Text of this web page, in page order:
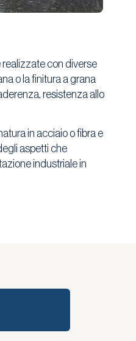
realizzate con diverse
o la finitura a grana
resistenza allo
in acciaio o fibra e
aspetti che
industriale in